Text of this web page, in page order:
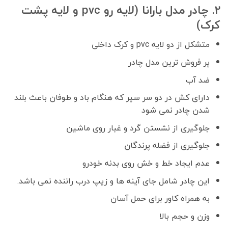
2. چادر مدل بارانا (لایه رو pvc و لایه پشت
کرک)
متشکل از دو لایه pvc و کرک داخلی
پر فروش ترین مدل چادر
ضد آب
دارای کش در دو سر سپر که هنگام باد و طوفان باعث بلند
شدن چادر نمی شود
جلوگیری از نشستن گرد و غبار روی ماشین
جلوگیری از فضله پرندگان
عدم ایجاد خط و خش روی بدنه خودرو
این چادر شامل جای آینه ها و زیپ درب راننده نمی باشد.
به همراه کاور برای حمل آسان
وزن و حجم بالا